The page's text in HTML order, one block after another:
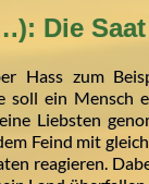
Die
Hass zum
soll ein Mensch
Liebsten
Feind mit
reagieren.